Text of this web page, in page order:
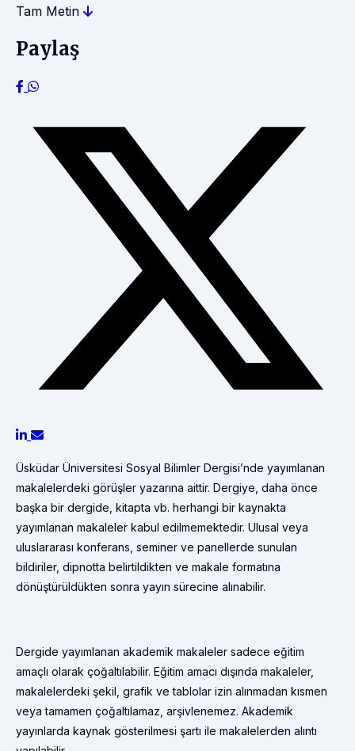
Tam Metin
Paylaş
Üsküdar Üniversitesi Sosyal Bilimler Dergisi’nde yayımlanan
makalelerdeki görüşler yazarına aittir. Dergiye, daha önce
başka bir dergide, kitapta vb. herhangi bir kaynakta
yayımlanan makaleler kabul edilmemektedir. Ulusal veya
uluslararası konferans, seminer ve panellerde sunulan
bildiriler, dipnotta belirtildikten ve makale formatına
dönüştürüldükten sonra yayın sürecine alınabilir.
Dergide yayımlanan akademik makaleler sadece eğitim
amaçlı olarak çoğaltılabilir. Eğitim amacı dışında makaleler,
makalelerdeki şekil, grafik ve tablolar izin alınmadan kısmen
veya tamamen çoğaltılamaz, arşivlenemez. Akademik
yayınlarda kaynak gösterilmesi şartı ile makalelerden alıntı